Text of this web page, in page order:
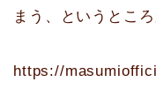
まう、というとこ
https://